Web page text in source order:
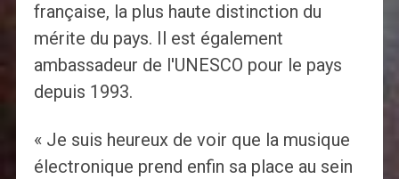
française, la plus haute distinction du
mérite du pays. Il est également
ambassadeur de l'UNESCO pour le pays
depuis 1993.
« Je suis heureux de voir que la musique
électronique prend enfin sa place au sein